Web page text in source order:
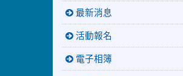
最新消息
活動報名
電子相簿